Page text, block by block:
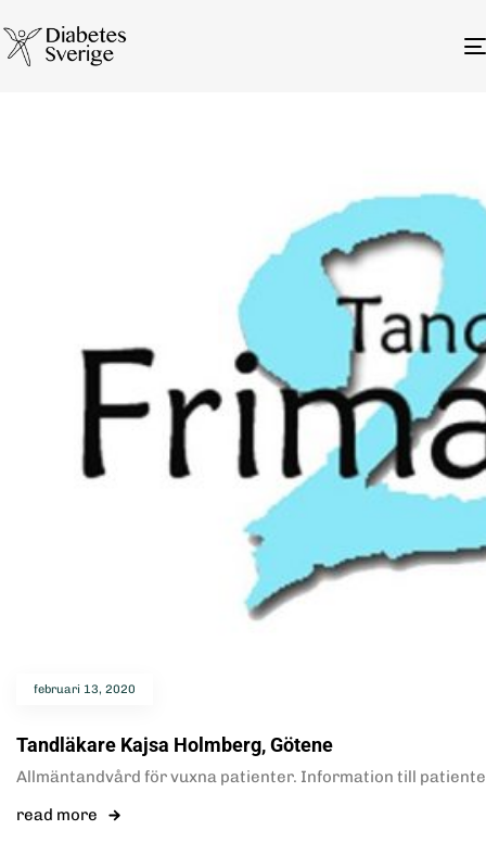
februari 13, 2020
Tandläkare Kajsa Holmberg, Götene
Allmäntandvård för vuxna patienter. Information till
read more